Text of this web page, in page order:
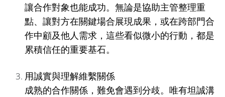
讓合作對象也能成功。無論是協助主管整理重
點、讓對方在關鍵場合展現成果，或在跨部門合
作中顧及他人需求，這些看似微小的行動，都是
累積信任的重要基石。
用誠實與理解維繫關係
成熟的合作關係，難免會遇到分歧。唯有坦誠溝